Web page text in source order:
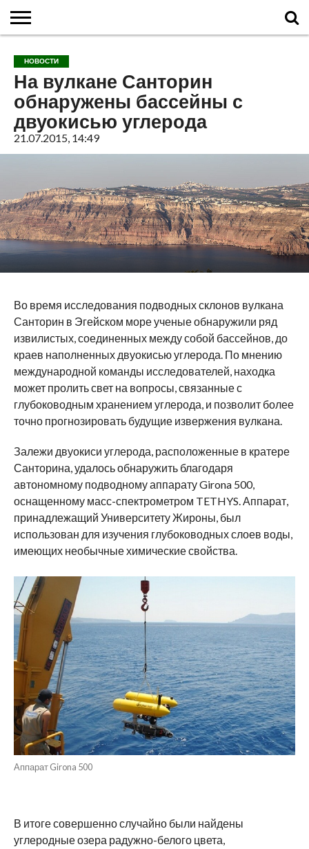
О
ВУЛКАНАХ
ВУЛКАНЫ
МИРА
КАЛЬДЕРЫ
НОВОСТИ
ФАКТЫ
ИСТОРИЯ
МОНИТОРИНГ
ВИДЕО
ТУРИСТАМ
О
САЙТЕ
КАРТА
САЙТА
КОНТАКТЫ
НОВОСТИ
На вулкане Санторин
обнаружены бассейны с
двуокисью углерода
21.07.2015, 14:49
Во время исследования подводных склонов вулкана
Санторин в Эгейском море ученые обнаружили ряд
извилистых, соединенных между собой бассейнов, до
краев наполненных двуокисью углерода. По мнению
международной команды исследователей, находка
может пролить свет на вопросы, связанные с
глубоководным хранением углерода, и позволит более
точно прогнозировать будущие извержения вулкана.
Залежи двуокиси углерода, расположенные в кратере
Санторина, удалось обнаружить благодаря
автономному подводному аппарату Girona 500,
оснащенному масс-спектрометром TETHYS. Аппарат,
принадлежащий Университету Жироны, был
использован для изучения глубоководных слоев воды,
имеющих необычные химические свойства.
Аппарат Girona 500
В итоге совершенно случайно были найдены
углеродные озера радужно-белого цвета,